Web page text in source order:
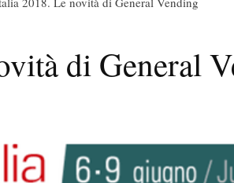
di General